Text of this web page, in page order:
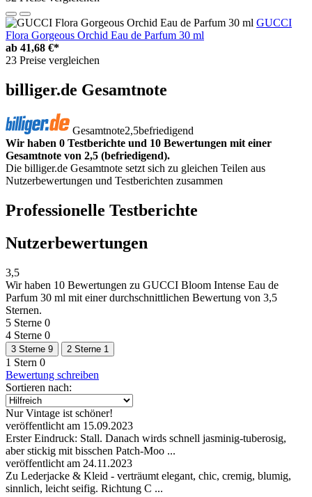
GUCCI
Flora Gorgeous Orchid Eau de Parfum 30 ml
ab 41,68 €*
23 Preise vergleichen
billiger.de Gesamtnote
Gesamtnote2,5befriedigend
Wir haben 0 Testberichte und 10 Bewertungen mit einer
Gesamtnote von 2,5 (befriedigend).
Die billiger.de Gesamtnote setzt sich zu gleichen Teilen aus
Nutzerbewertungen und Testberichten zusammen
Professionelle Testberichte
Nutzerbewertungen
3,5
Wir haben 10 Bewertungen zu GUCCI Bloom Intense Eau de
Parfum 30 ml mit einer durchschnittlichen Bewertung von 3,5
Sternen.
5 Sterne 0
4 Sterne 0
3 Sterne 9 2 Sterne 1
1 Stern 0
Bewertung schreiben
Sortieren nach:
Nur Vintage ist schöner!
veröffentlicht am 15.09.2023
Erster Eindruck: Stall. Danach wirds schnell jasminig-tuberosig,
aber stickig mit bisschen Patch-Moo ...
veröffentlicht am 24.11.2023
Zu Lederjacke & Kleid - verträumt elegant, chic, cremig, blumig,
sinnlich, leicht seifig. Richtung C ...